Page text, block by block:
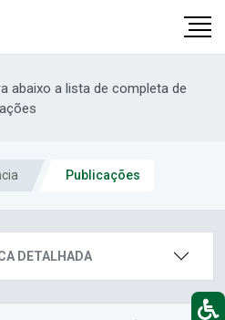
abaixo a lista de completa de
Publicações
DETALHADA